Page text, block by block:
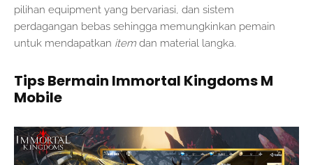
pilihan equipment yang bervariasi, dan sistem
perdagangan bebas sehingga memungkinkan pemain
untuk mendapatkan item dan material langka.
Tips Bermain Immortal Kingdoms M
Mobile